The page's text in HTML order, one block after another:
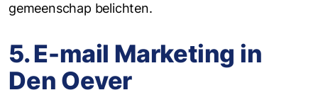
gemeenschap belichten.
5. E-mail Marketing in
Den Oever